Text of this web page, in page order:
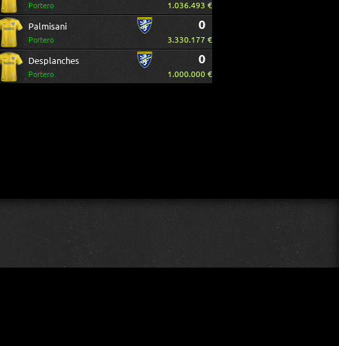
Portero 1.036.493 €
Palmisani
Portero
0
3.330.177 €
Desplanches
Portero
0
1.000.000 €